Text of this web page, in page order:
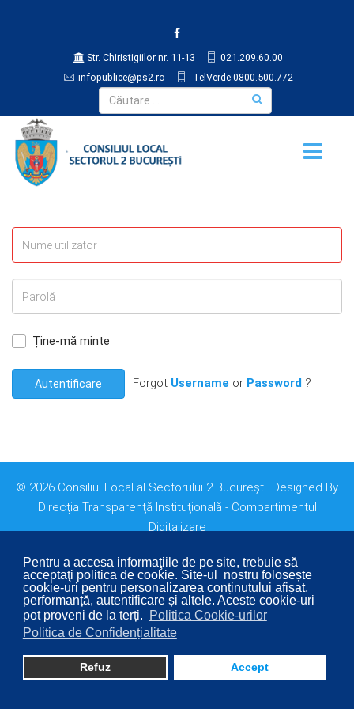
Pentru a accesa informaţiile de pe site, trebuie să
acceptaţi politica de cookie. Site-ul nostru folosește
cookie-uri pentru personalizarea conținutului afișat,
performanță, autentificare și altele. Aceste cookie-uri
pot proveni de la terți.
Politica Cookie-urilor
Politica de Confidențialitate
Refuz Accept
Str. Chiristigiilor nr. 11-13
021.209.60.00
infopublice@ps2.ro
TelVerde 0800.500.772
Ține-mă minte
Autentificare Forgot Username or Password ?
© 2026 Consiliul Local al Sectorului 2 București. Designed By
Direcţia Transparenţă Instituţională - Compartimentul
Digitalizare